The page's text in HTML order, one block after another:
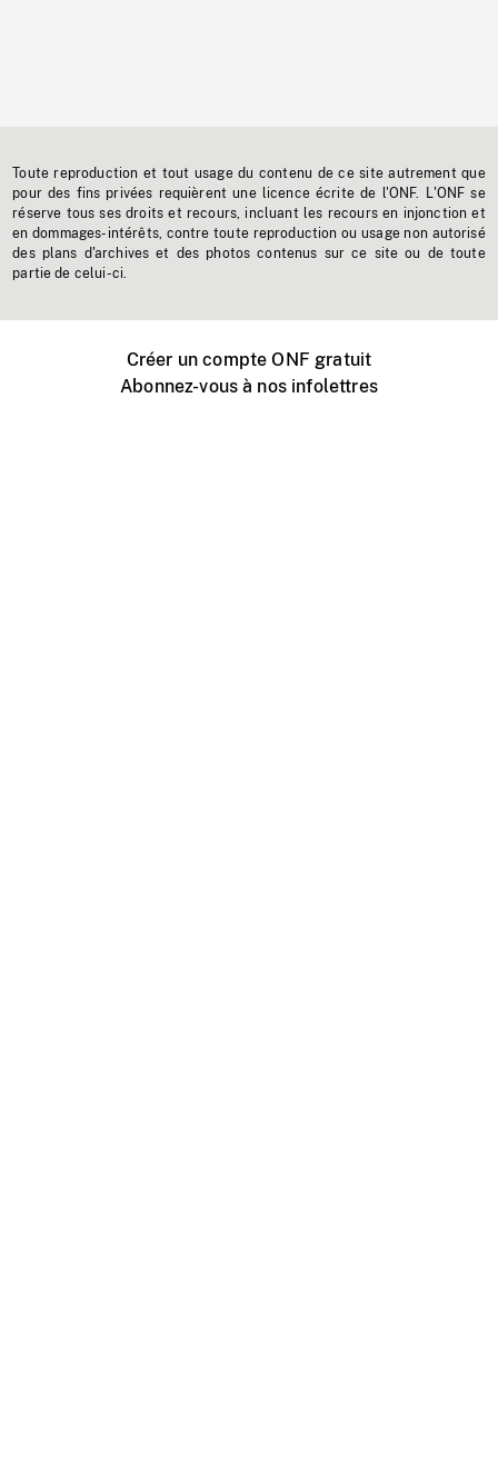
Toute reproduction et tout usage du contenu de ce site autrement que
pour des fins privées requièrent une licence écrite de l'ONF. L'ONF se
réserve tous ses droits et recours, incluant les recours en injonction et
en dommages-intérêts, contre toute reproduction ou usage non autorisé
des plans d'archives et des photos contenus sur ce site ou de toute
partie de celui-ci.
Créer un compte ONF gratuit
Abonnez-vous à nos infolettres